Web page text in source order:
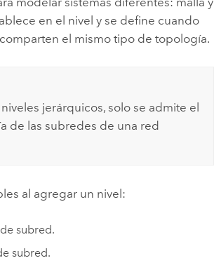
en el nivel y se define cuando
el mismo tipo de topología.
jerárquicos, solo se admite el
de las subredes de una red
al agregar un nivel:
subred.
subred.